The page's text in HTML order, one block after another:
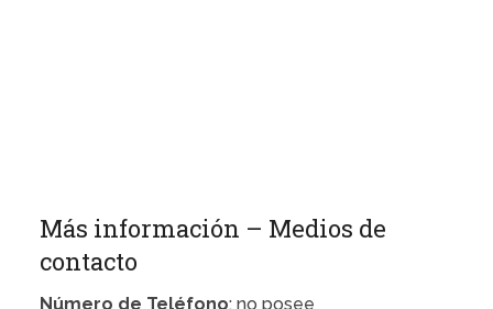
Más información – Medios de
contacto
Número de Teléfono: no posee